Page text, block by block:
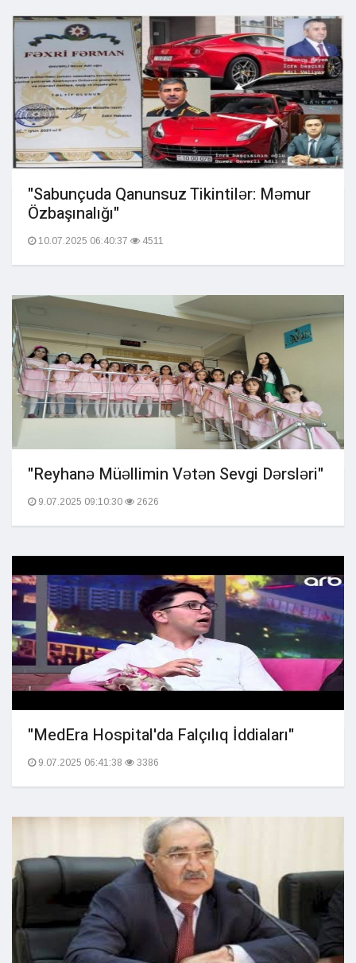
"Sabunçuda Qanunsuz Tikintilər: Məmur
Özbaşınalığı"
10.07.2025 06:40:37 4511
"Reyhanə Müəllimin Vətən Sevgi Dərsləri"
9.07.2025 09:10:30 2626
"MedEra Hospital'da Falçılıq İddiaları"
9.07.2025 06:41:38 3386